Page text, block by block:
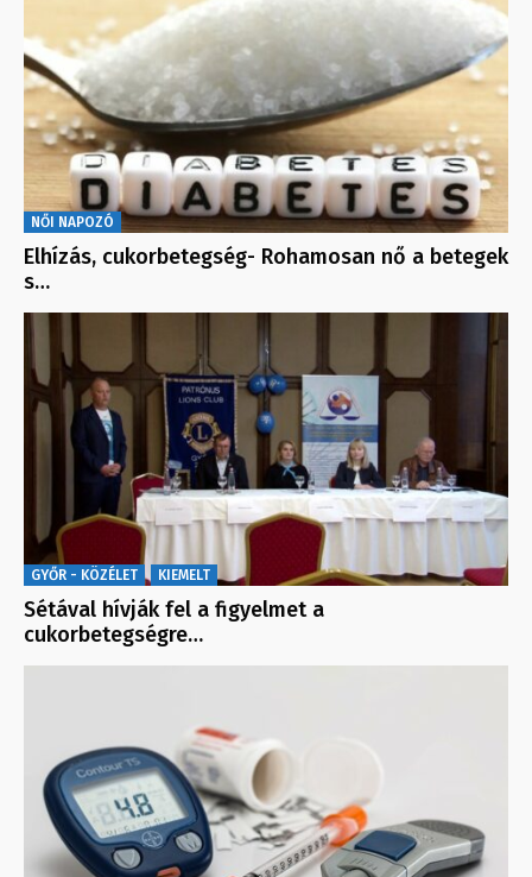
NŐI NAPOZÓ
Elhízás, cukorbetegség- Rohamosan nő a betegek
s…
GYŐR - KÖZÉLET KIEMELT
Sétával hívják fel a figyelmet a
cukorbetegségre…